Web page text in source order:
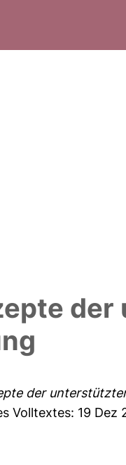
der
Volltextes: 19 Dez